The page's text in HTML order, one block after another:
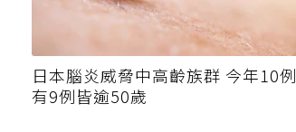
日本腦炎威脅中高齡族群 今年10例
有9例皆逾50歲